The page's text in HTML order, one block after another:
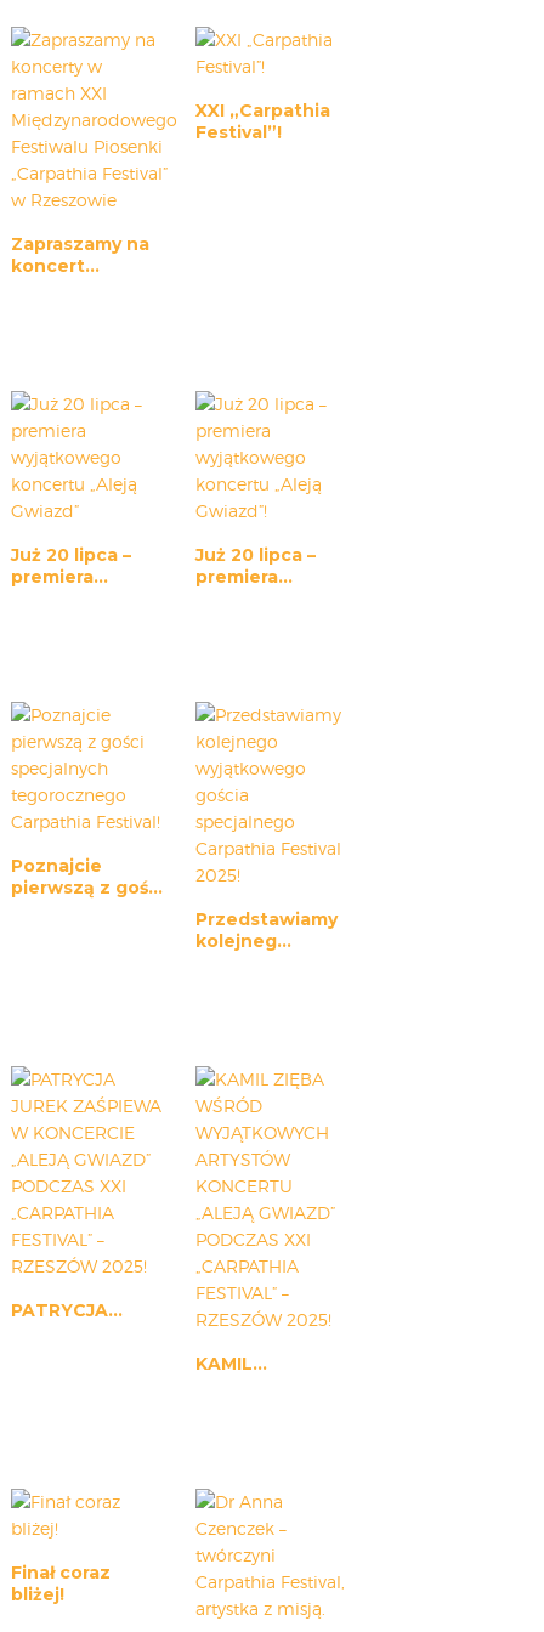
CARPATHIA FESTIVAL
FESTIWAL PATRIOTYCZNY
WYDARZENIA
PŁYTY CD
MULTIMEDIA
MUZYKA
GALERIA
Zapraszamy na
koncert...
XXI „Carpathia
Festival”!
Już 20 lipca –
premiera...
Już 20 lipca –
premiera...
Poznajcie
pierwszą z goś...
Przedstawiamy
kolejneg...
PATRYCJA...
KAMIL...
Finał coraz
bliżej!